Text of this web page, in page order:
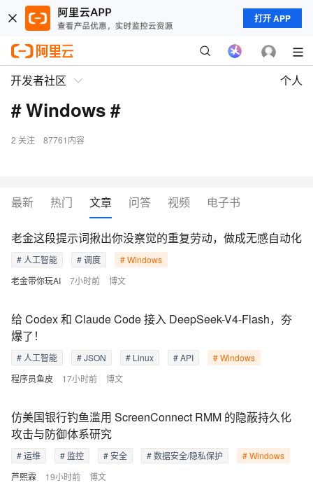
打开 APP
开发者社区 个人
# Windows #
2 关注 87761内容
最新 热门 文章 问答 视频 电子书
老金带你玩AI 7小时前 博文
老金这段提示词揪出你没察觉的重复劳动，做成无感自动化
# 人工智能 # 调度 # Windows
程序员鱼皮 17小时前 博文
给 Codex 和 Claude Code 接入 DeepSeek-V4-Flash，夯
爆了！
# 人工智能 # JSON # Linux # API # Windows
芦熙霖 19小时前 博文
仿美国银行钓鱼滥用 ScreenConnect RMM 的隐蔽持久化
攻击与防御体系研究
# 运维 # 监控 # 安全 # 数据安全/隐私保护 # Windows